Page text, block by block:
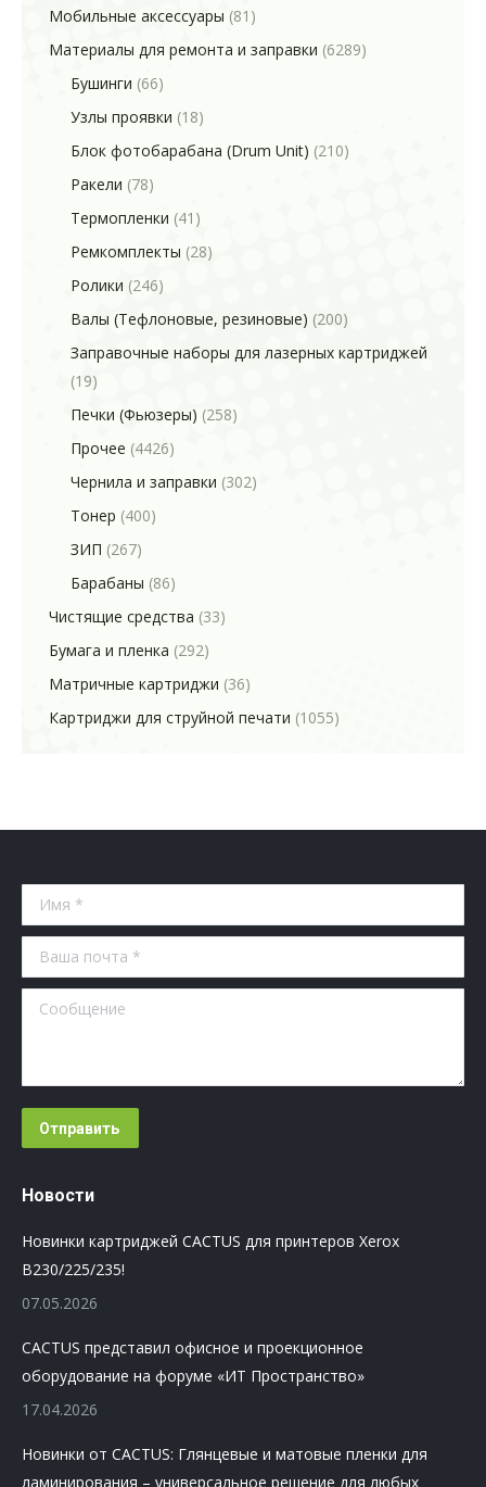
Мобильные аксессуары (81)
Материалы для ремонта и заправки (6289)
Бушинги (66)
Узлы проявки (18)
Блок фотобарабана (Drum Unit) (210)
Ракели (78)
Термопленки (41)
Ремкомплекты (28)
Ролики (246)
Валы (Тефлоновые, резиновые) (200)
Заправочные наборы для лазерных картриджей
(19)
Печки (Фьюзеры) (258)
Прочее (4426)
Чернила и заправки (302)
Тонер (400)
ЗИП (267)
Барабаны (86)
Чистящие средства (33)
Бумага и пленка (292)
Матричные картриджи (36)
Картриджи для струйной печати (1055)
Имя *
Ваша почта *
Сообщение
Отправить
Новости
Новинки картриджей CACTUS для принтеров Xerox
B230/225/235!
07.05.2026
CACTUS представил офисное и проекционное
оборудование на форуме «ИТ Пространство»
17.04.2026
Новинки от CACTUS: Глянцевые и матовые пленки для
ламинирования – универсальное решение для любых